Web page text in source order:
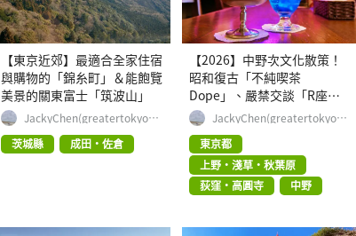
【東京近郊】最適合全家住宿
與購物的「錦糸町」＆能飽覽
美景的關東富士「筑波山」
JackyChen(greatertokyo_e
xplorer)
茨城縣
成田・佐倉
【2026】中野次文化散策！
昭和復古「不純喫茶
Dope」、嚴禁交談「R座讀
書館」JackyChen(greatertokyo_e
xplorer)
東京都
上野・淺草・秋葉原
荻窪・高圓寺
中野